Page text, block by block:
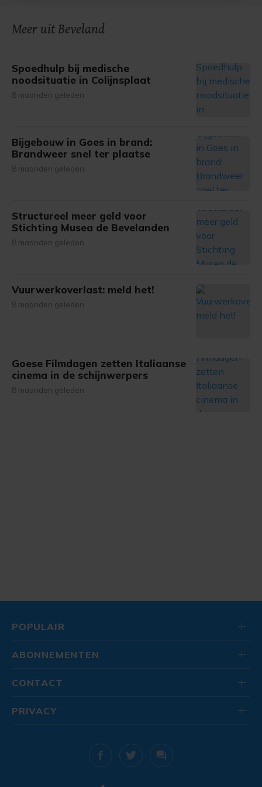
gemaakte keuze altijd wijzigen of intrekken.
Meer uit Beveland
Spoedhulp bij medische
noodsituatie in Colijnsplaat
8 maanden geleden
Bijgebouw in Goes in brand:
Brandweer snel ter plaatse
8 maanden geleden
Structureel meer geld voor
Stichting Musea de Bevelanden
8 maanden geleden
Vuurwerkoverlast: meld het!
8 maanden geleden
Goese Filmdagen zetten Italiaanse
cinema in de schijnwerpers
8 maanden geleden
POPULAIR
ABONNEMENTEN
CONTACT
PRIVACY